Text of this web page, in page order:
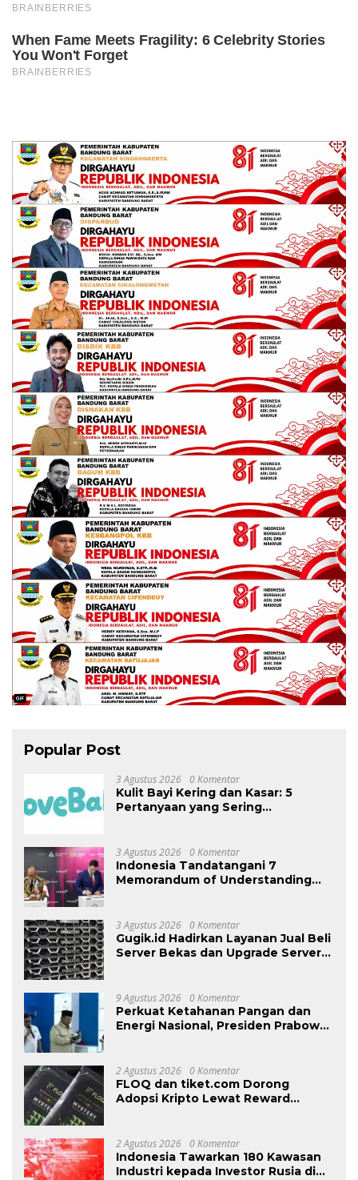
Popular Post
3 Agustus 2026 0 Komentar
Kulit Bayi Kering dan Kasar: 5
Pertanyaan yang Sering
3 Agustus 2026 0 Komentar
Indonesia Tandatangani 7
Memorandum of Understanding
3 Agustus 2026 0 Komentar
Gugik.id Hadirkan Layanan Jual Beli
Server Bekas dan Upgrade Server
9 Agustus 2026 0 Komentar
Perkuat Ketahanan Pangan dan
Energi Nasional, Presiden Prabowo
Nusantara
2 Agustus 2026 0 Komentar
FLOQ dan tiket.com Dorong
Adopsi Kripto Lewat Reward
2 Agustus 2026 0 Komentar
Indonesia Tawarkan 180 Kawasan
Industri kepada Investor Rusia di